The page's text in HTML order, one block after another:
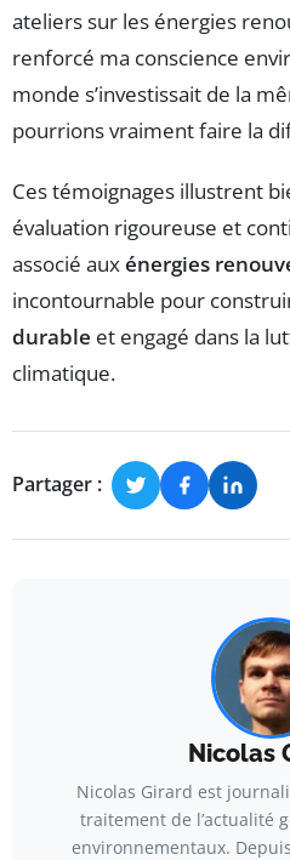
ateliers sur les énergies
renforcé ma conscience
monde s’investissait de la
pourrions vraiment faire la
Ces témoignages illustrent
évaluation rigoureuse et
associé auxénergies
incontournable pour
durable et engagé dans la
climatique.
Partager :
Nicolas
Nicolas Girard est
traitement de l’actualité
environnementaux.